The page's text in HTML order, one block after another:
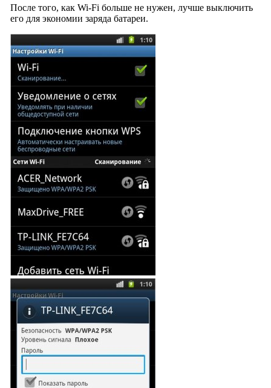
После того, как Wi-Fi больше не нужен, лучше выключить
его для экономии заряда батареи.